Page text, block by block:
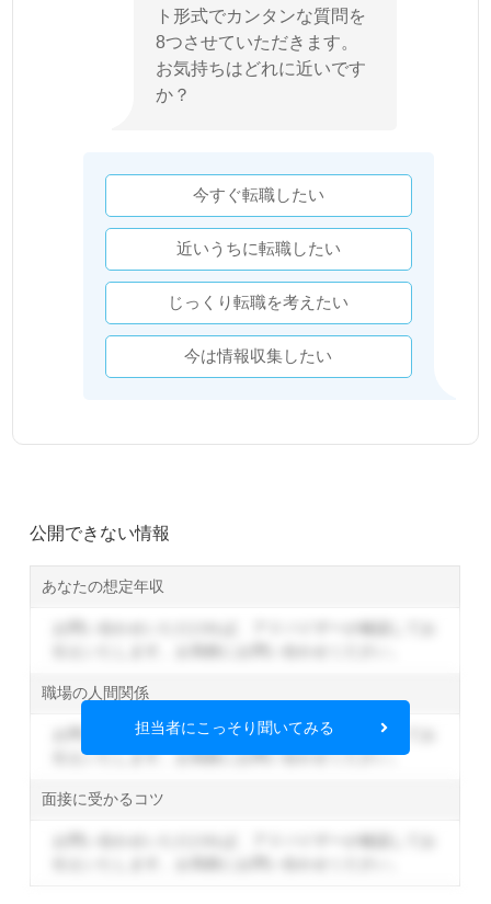
ト形式でカンタンな質問を
8つさせていただきます。
お気持ちはどれに近いです
か？
今すぐ転職したい
近いうちに転職したい
じっくり転職を考えたい
今は情報収集したい
公開できない情報
あなたの想定年収
職場の人間関係
お問い合わせいただければ、アドバイザーが確認してお
伝えいたします。お気軽にお問い合わせください。
面接に受かるコツ
担当者にこっそり聞いてみる